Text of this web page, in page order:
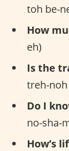
toh be-
How
eh)
Is the
treh-
Do I
no-sha-
How’s